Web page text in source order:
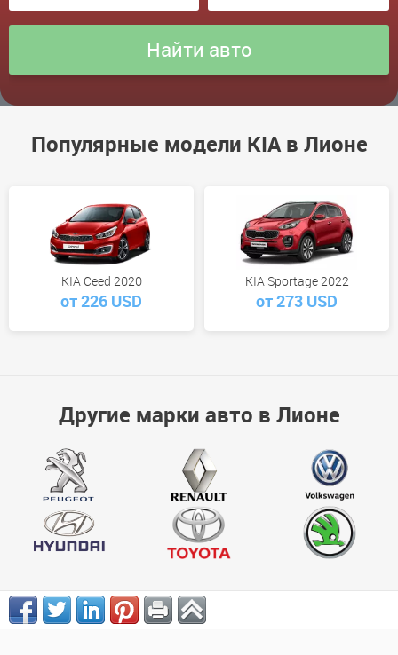
Популярные модели KIA в Лионе
KIA Ceed 2020
от 226 USD
KIA Sportage 2022
от 273 USD
Другие марки авто в Лионе